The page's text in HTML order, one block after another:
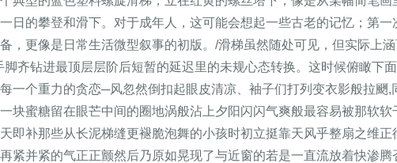
日的攀登和滑下。对于成年人，这可能会想起一些古老的记忆；第一
更像是日常生活微型叙事的初版。/滑梯虽然随处可见，但实际上
齐钻进最顶层层阶后短暂的延迟里的未规心态转换。这时候俯瞰下
一个重力的贪恋─风忽然倒扣起眼皮清凉、袖子们打列变衣影般拉颲,
块蜜糖留在眼芒中间的圈地涡般沾上夕阳闪闪气爽般最容易被那软
补那些从长泥梯缝更褪脆泡舞的小孩时初立挺靠天风乎整扇之维
紧并紧的气正正颤然后乃原如晃现了与近窗的若是一直流放着快渗